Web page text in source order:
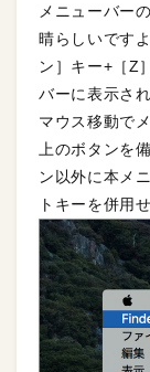
メニューバー
晴らしいです
ン］キー+［Z
バーに表示さ
マウス移動で
上のボタンを
ン以外に本メ
トキーを併用